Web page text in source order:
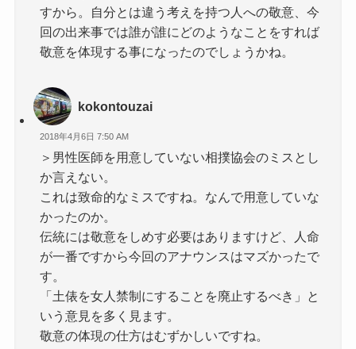
すから。自分とは違う考えを持つ人への敬意、今
回の出来事では誰が誰にどのようなことをすれば
敬意を体現する事になったのでしょうかね。
kokontouzai
2018年4月6日 7:50 AM
＞男性医師を用意していない相撲協会のミスとし
か言えない。
これは致命的なミスですね。なんで用意していな
かったのか。
伝統には敬意をしめす必要はありますけど、人命
が一番ですから今回のアナウンスはマズかったで
す。
「土俵を女人禁制にすることを廃止するべき」と
いう意見を多く見ます。
敬意の体現の仕方はむずかしいですね。